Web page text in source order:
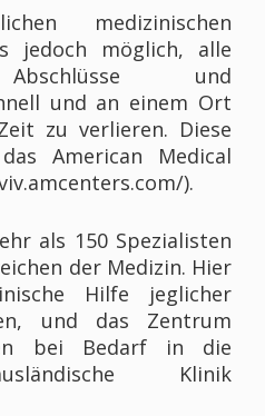
medizinischen
jedoch möglich, alle
und
und an einem Ort
zu verlieren. Diese
American Medical
).
als 150 Spezialisten
der Medizin. Hier
Hilfe jeglicher
und das Zentrum
bei Bedarf in die
Klinik